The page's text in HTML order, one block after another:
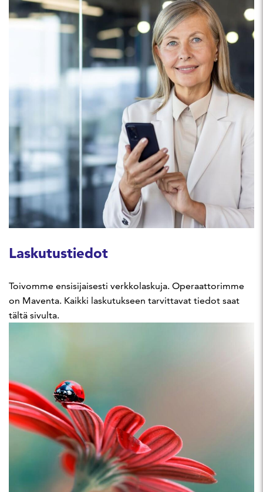
Laskutustiedot
Toivomme ensisijaisesti verkkolaskuja. Operaattorimme
on Maventa. Kaikki laskutukseen tarvittavat tiedot saat
tältä sivulta.